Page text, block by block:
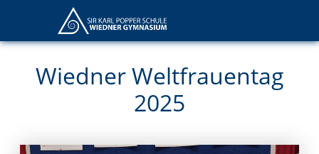
Wiedner Weltfrauentag
2025